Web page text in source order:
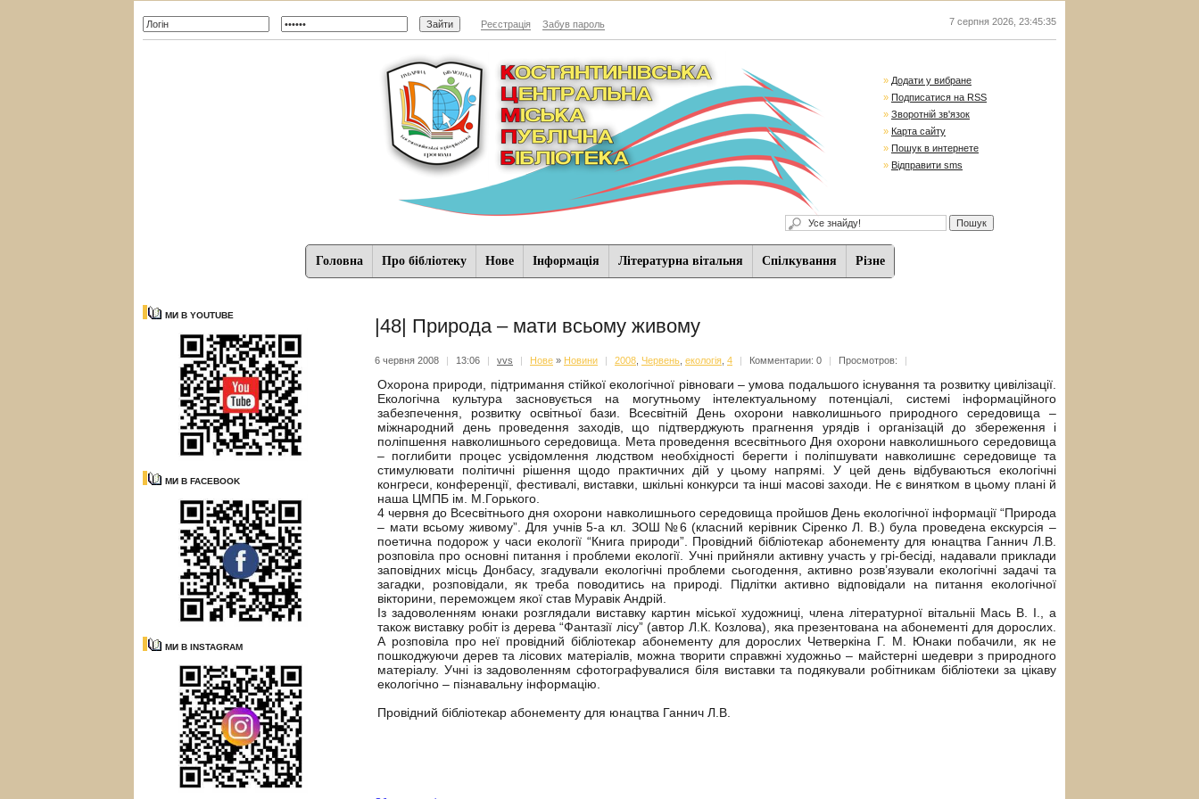
Реєстрація Забув пароль 7 серпня 2026 23:45:36
» Додати у вибране
» Подписатися на RSS
» Зворотній зв'язок
» Карта сайту
» Пошук в интернете
» Відправити sms
Головна Про бібліотеку Нове Iнформацiя Літературна вітальня Спiлкування Різне
МИ В YOUTUBE
МИ В FACEBOOK
МИ В INSTAGRAM
|48| Природа – мати всьому живому
6 червня 2008 | 13:06 | vvs | Нове » Новини | 2008 Червень екологія 4 | Комментарии: 0 | Просмотров: |
Охорона природи, підтримання стійкої екологічної рівноваги – умова подальшого існування та розвитку цивілізації.
Екологічна культура засновується на могутньому інтелектуальному потенціалі, системі інформаційного
забезпечення, розвитку освітньої бази. Всесвітній День охорони навколишнього природного середовища –
міжнародний день проведення заходів, що підтверджують прагнення урядів і організацій до збереження і
поліпшення навколишнього середовища. Мета проведення всесвітнього Дня охорони навколишнього середовища
– поглибити процес усвідомлення людством необхідності берегти і поліпшувати навколишнє середовище та
стимулювати політичні рішення щодо практичних дій у цьому напрямі. У цей день відбуваються екологічні
конгреси, конференції, фестивалі, виставки, шкільні конкурси та інші масові заходи. Не є винятком в цьому плані й
наша ЦМПБ ім. М.Горького.
4 червня до Всесвітнього дня охорони навколишнього середовища пройшов День екологічної інформації “Природа
– мати всьому живому”. Для учнів 5-а кл. ЗОШ №6 (класний керівник Сіренко Л. В.) була проведена екскурсія –
поетична подорож у часи екології “Книга природи”. Провідний бібліотекар абонементу для юнацтва Ганнич Л.В.
розповіла про основні питання і проблеми екології. Учні прийняли активну участь у грі-бесіді, надавали приклади
заповідних місць Донбасу, згадували екологічні проблеми сьогодення, активно розв’язували екологічні задачі та
загадки, розповідали, як треба поводитись на природі. Підлітки активно відповідали на питання екологічної
вікторини, переможцем якої став Муравік Андрій.
Із задоволенням юнаки розглядали виставку картин міської художниці, члена літературної вітальніі Мась В. І., а
також виставку робіт із дерева “Фантазії лісу” (автор Л.К. Козлова), яка презентована на абонементі для дорослих.
А розповіла про неї провідний бібліотекар абонементу для дорослих Четверкіна Г. М. Юнаки побачили, як не
пошкоджуючи дерев та лісових матеріалів, можна творити справжні художньо – майстерні шедеври з природного
матеріалу. Учні із задоволенням сфотографувалися біля виставки та подякували робітникам бібліотеки за цікаву
екологічно – пізнавальну інформацію.
Провідний бібліотекар абонементу для юнацтва Ганнич Л.В.